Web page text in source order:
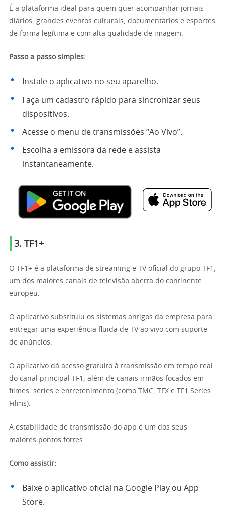
É a plataforma ideal para quem quer acompanhar jornais
diários, grandes eventos culturais, documentários e esportes
de forma legítima e com alta qualidade de imagem.
Passo a passo simples:
Instale o aplicativo no seu aparelho.
Faça um cadastro rápido para sincronizar seus
dispositivos.
Acesse o menu de transmissões “Ao Vivo”.
Escolha a emissora da rede e assista
instantaneamente.
3. TF1+
O TF1+ é a plataforma de streaming e TV oficial do grupo TF1,
um dos maiores canais de televisão aberta do continente
europeu.
O aplicativo substituiu os sistemas antigos da empresa para
entregar uma experiência fluida de TV ao vivo com suporte
de anúncios.
O aplicativo dá acesso gratuito à transmissão em tempo real
do canal principal TF1, além de canais irmãos focados em
filmes, séries e entretenimento (como TMC, TFX e TF1 Series
Films).
A estabilidade de transmissão do app é um dos seus
maiores pontos fortes.
Como assistir:
Baixe o aplicativo oficial na Google Play ou App
Store.